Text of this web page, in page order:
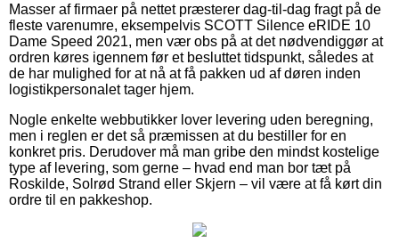
Masser af firmaer på nettet præsterer dag-til-dag fragt på de
fleste varenumre, eksempelvis SCOTT Silence eRIDE 10
Dame Speed 2021, men vær obs på at det nødvendiggør at
ordren køres igennem før et besluttet tidspunkt, således at
de har mulighed for at nå at få pakken ud af døren inden
logistikpersonalet tager hjem.
Nogle enkelte webbutikker lover levering uden beregning,
men i reglen er det så præmissen at du bestiller for en
konkret pris. Derudover må man gribe den mindst kostelige
type af levering, som gerne – hvad end man bor tæt på
Roskilde, Solrød Strand eller Skjern – vil være at få kørt din
ordre til en pakkeshop.